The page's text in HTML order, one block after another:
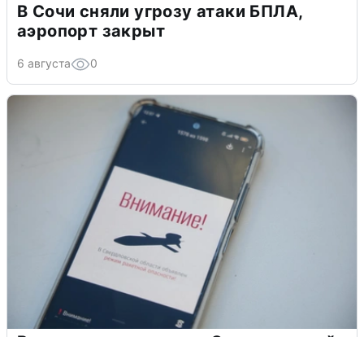
В Сочи сняли угрозу атаки БПЛА,
аэропорт закрыт
6 августа 0